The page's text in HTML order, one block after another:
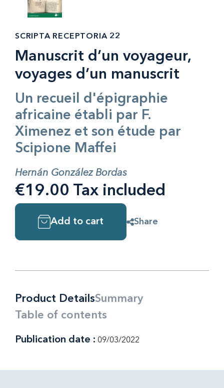
SCRIPTA RECEPTORIA 22
Manuscrit d’un voyageur,
voyages d’un manuscrit
Un recueil d'épigraphie
africaine établi par F.
Ximenez et son étude par
Scipione Maffei
Hernán González Bordas
€19.00 Tax included
Add to cart Share
Product DetailsSummary
Table of contents
Publication date : 09/03/2022